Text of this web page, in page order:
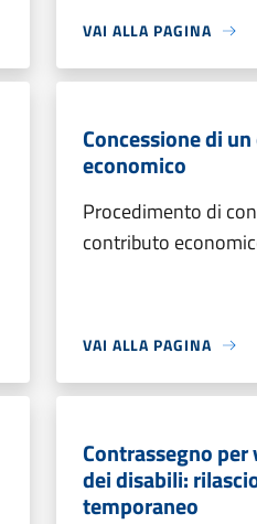
VAI ALLA PAGINA
Concessione di
economico
Procedimento di
contributo
VAI ALLA PAGINA
Contrassegno
dei disabili:
temporaneo